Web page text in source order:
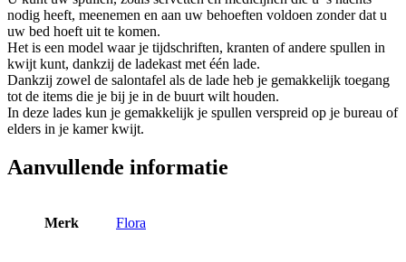
nodig heeft, meenemen en aan uw behoeften voldoen zonder dat u
uw bed hoeft uit te komen.
Het is een model waar je tijdschriften, kranten of andere spullen in
kwijt kunt, dankzij de ladekast met één lade.
Dankzij zowel de salontafel als de lade heb je gemakkelijk toegang
tot de items die je bij je in de buurt wilt houden.
In deze lades kun je gemakkelijk je spullen verspreid op je bureau of
elders in je kamer kwijt.
Aanvullende informatie
Merk Flora